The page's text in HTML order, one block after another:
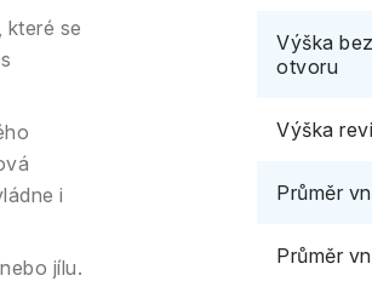
se
i
jílu.
Výška
otvoru
Výška
Průměr
Průměr